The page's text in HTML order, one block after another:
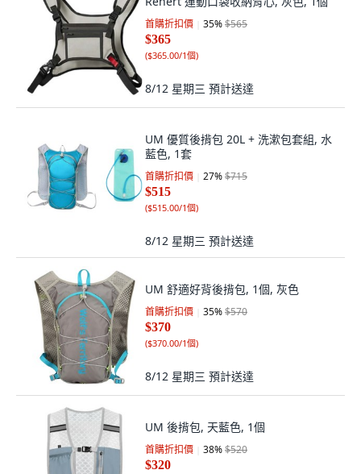
首購折扣價 35%$565
$365
($365.00/1個)
8/12 星期三 預計送達
UM 優質後揹包 20L + 洗漱包套組, 水
藍色, 1套
首購折扣價 27%$715
$515
($515.00/1個)
8/12 星期三 預計送達
UM 舒適好背後揹包, 1個, 灰色
首購折扣價 35%$570
$370
($370.00/1個)
8/12 星期三 預計送達
UM 後揹包, 天藍色, 1個
首購折扣價 38%$520
$320